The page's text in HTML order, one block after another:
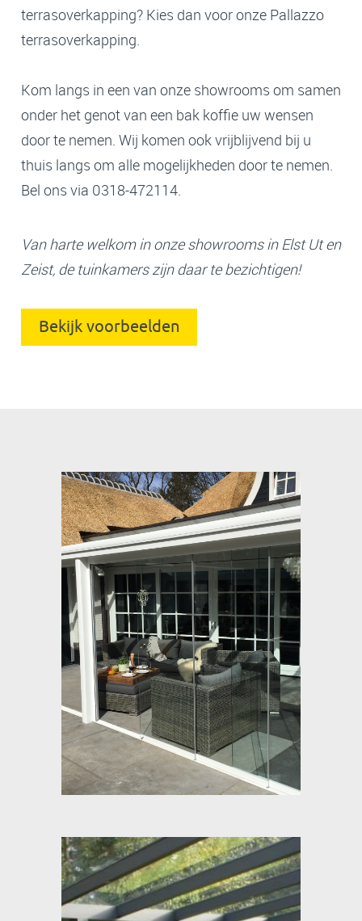
terrasoverkapping? Kies dan voor onze Pallazzo
terrasoverkapping.
Kom langs in een van onze showrooms om samen
onder het genot van een bak koffie uw wensen
door te nemen. Wij komen ook vrijblijvend bij u
thuis langs om alle mogelijkheden door te nemen.
Bel ons via 0318-472114.
Van harte welkom in onze showrooms in Elst Ut en
Zeist, de tuinkamers zijn daar te bezichtigen!
Bekijk voorbeelden